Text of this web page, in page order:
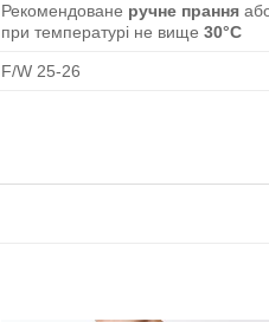
Рекомендоване ручне прання
при температурі не вище 30°C
F/W 25-26